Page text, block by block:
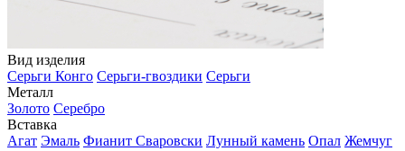
Вид изделия
Серьги Конго Серьги-гвоздики Серьги
Металл
Золото Серебро
Вставка
Агат Эмаль Фианит Сваровски Лунный камень Опал Жемчуг